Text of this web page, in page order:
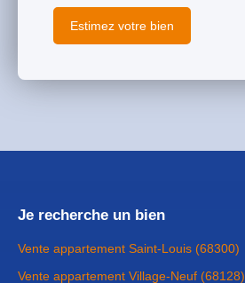
Estimez votre bien
Je recherche un bien
Vente appartement Saint-Louis (68300)
Vente appartement Village-Neuf (68128)